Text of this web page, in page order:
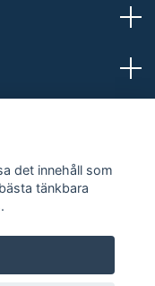
det innehåll som
tänkbara